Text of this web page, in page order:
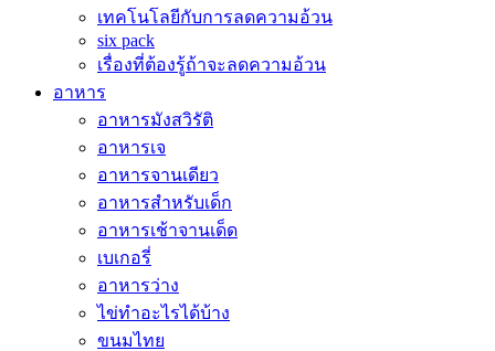
เทคโนโลยีกับการลดความอ้วน
six pack
เรื่องที่ต้องรู้ถ้าจะลดความอ้วน
อาหาร
อาหารมังสวิรัติ
อาหารเจ
อาหารจานเดียว
อาหารสำหรับเด็ก
อาหารเช้าจานเด็ด
เบเกอรี่
อาหารว่าง
ไข่ทำอะไรได้บ้าง
ขนมไทย